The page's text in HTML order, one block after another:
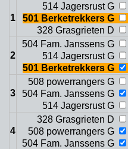
1
514 Jagersrust G
501 Berketrekkers G
328 Grasgrieten D
2
504 Fam. Janssens G
514 Jagersrust G
501 Berketrekkers G
3
508 powerrangers G
504 Fam. Janssens G
514 Jagersrust G
4
328 Grasgrieten D
508 powerrangers G
504 Fam. Janssens G